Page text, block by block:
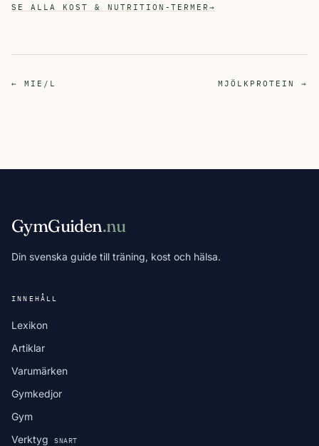
SE ALLA KOST & NUTRITION-TERMER→
← MIE/L MJÖLKPROTEIN →
GymGuiden.nu
Din svenska guide till träning, kost och hälsa.
INNEHÅLL
Lexikon
Artiklar
Varumärken
Gymkedjor
Gym
Verktyg
SNART